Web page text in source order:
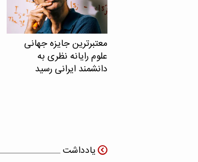
معتبرترین جایزه جهانی
علوم رایانه نظری به
دانشمند ایرانی رسید
یادداشت